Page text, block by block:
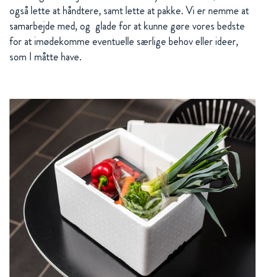
også lette at håndtere, samt lette at pakke. Vi er nemme at
samarbejde med, og glade for at kunne gøre vores bedste
for at imødekomme eventuelle særlige behov eller ideer,
som I måtte have.